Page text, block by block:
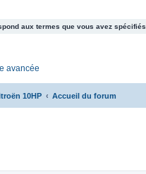
aux termes que vous avez spécifiés.
avancée
10HP Accueil du forum